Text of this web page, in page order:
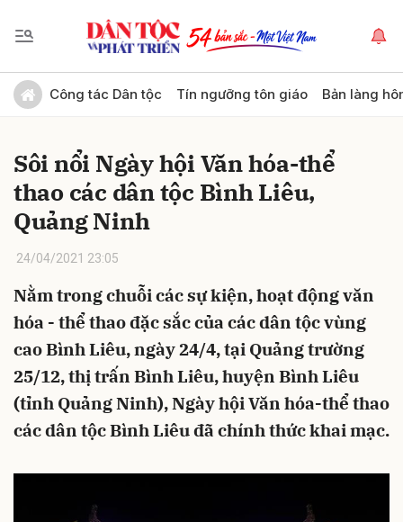
Công tác Dân tộc Tín ngưỡng tôn giáo Bản làng
Sôi nổi Ngày hội Văn hóa-thể
thao các dân tộc Bình Liêu,
Quảng Ninh
24/04/2021 23:05
Nằm trong chuỗi các sự kiện, hoạt động văn
hóa - thể thao đặc sắc của các dân tộc vùng
cao Bình Liêu, ngày 24/4, tại Quảng trường
25/12, thị trấn Bình Liêu, huyện Bình Liêu
(tỉnh Quảng Ninh), Ngày hội Văn hóa-thể thao
các dân tộc Bình Liêu đã chính thức khai mạc.
Gửi bình luận